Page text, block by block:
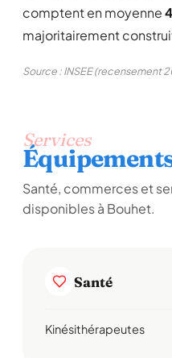
comptent en moyenne
majoritairement
Source : INSEE (recensement
Services
Santé, commerces et
disponibles à Bouhet.
Santé
Kinésithérapeutes